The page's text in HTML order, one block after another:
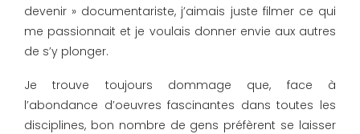
devenir » documentariste, j’aimais juste filmer ce qui
me passionnait et je voulais donner envie aux autres
de s’y plonger.
Je trouve toujours dommage que, face à
l’abondance d’oeuvres fascinantes dans toutes les
disciplines, bon nombre de gens préfèrent se laisser